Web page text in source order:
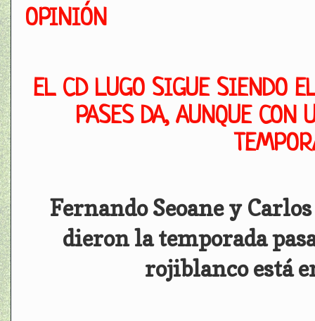
OPINIÓN
EL CD LUGO SIGUE SIENDO
PASES DA, AUNQUE
Fernando Seoane y
dieron la temporada
rojiblanco está